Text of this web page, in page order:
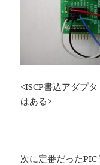
<ISCP書込アダプ
はある>
次に定番だった